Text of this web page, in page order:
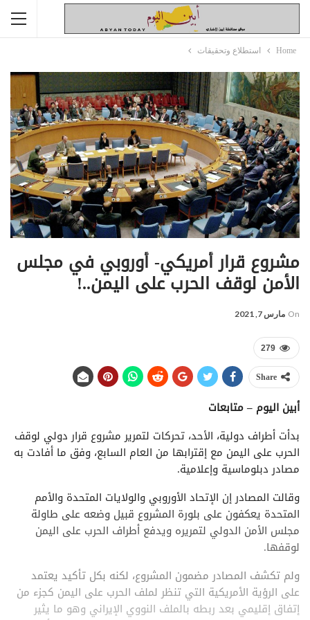
Home استطلاع وتحقيقات
مشروع قرار أمريكي- أوروبي في مجلس
الأمن لوقف الحرب على اليمن..!
On مارس 7, 2021
279
Share
أبين اليوم – متابعات
بدأت أطراف دولية، الأحد، تحركات لتمرير مشروع قرار دولي لوقف
الحرب على اليمن مع إقترابها من العام السابع، وفق ما أفادت به
مصادر دبلوماسية وإعلامية.
وقالت المصادر إن الإتحاد الأوروبي والولايات المتحدة والأمم
المتحدة يعكفون على بلورة المشروع قبيل وضعه على طاولة
مجلس الأمن الدولي لتمريره ويدفع أطراف الحرب على اليمن
لوقفها.
ولم تكشف المصادر مضمون المشروع، لكنه بكل تأكيد يعتمد
على الرؤية الأمريكية التي تنظر لملف الحرب على اليمن كجزء من
إتفاق إقليمي بعد ربطه بالملف النووي الإيراني وهو ما يثير